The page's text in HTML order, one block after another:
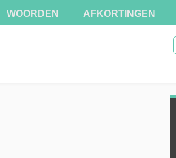
WOORDEN AFKORTINGEN